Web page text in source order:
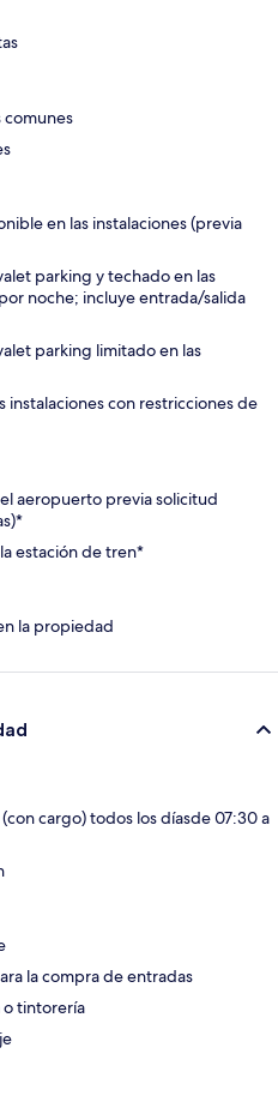
comunes
en las instalaciones (previa
parking y techado en las
noche; incluye entrada/salida
parking limitado en las
instalaciones con restricciones de
aeropuerto previa solicitud
estación de tren*
la propiedad
cargo) todos los díasde 07:30 a
la compra de entradas
o tintorería